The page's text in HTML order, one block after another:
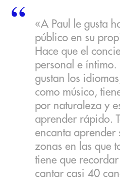
«A Paul le gusta
público en su
Hace que el
personal e
gustan los
como músico,
por naturaleza y
aprender rápido.
encanta aprender
zonas en las que
tiene que
cantar casi 40